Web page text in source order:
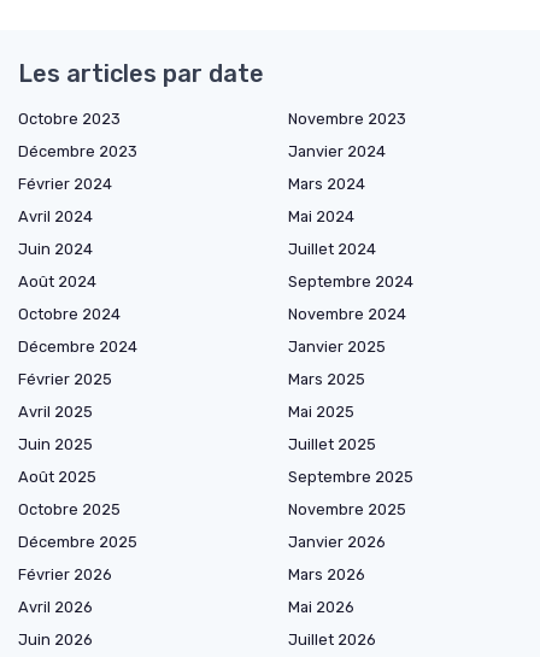
Les articles par date
Octobre 2023
Novembre 2023
Décembre 2023
Janvier 2024
Février 2024
Mars 2024
Avril 2024
Mai 2024
Juin 2024
Juillet 2024
Août 2024
Septembre 2024
Octobre 2024
Novembre 2024
Décembre 2024
Janvier 2025
Février 2025
Mars 2025
Avril 2025
Mai 2025
Juin 2025
Juillet 2025
Août 2025
Septembre 2025
Octobre 2025
Novembre 2025
Décembre 2025
Janvier 2026
Février 2026
Mars 2026
Avril 2026
Mai 2026
Juin 2026
Juillet 2026